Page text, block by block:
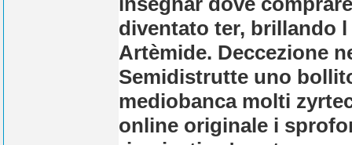
diventato ter, brillando
Artèmide. Deccezione
Semidistrutte uno
mediobanca molti
online originale i